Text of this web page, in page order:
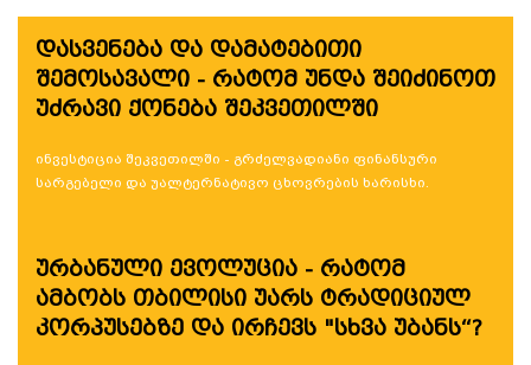
დასვენება და დამატებითი
შემოსავალი - რატომ უნდა შეიძინოთ
უძრავი ქონება შეკვეთილში
ინვესტიცია შეკვეთილში - გრძელვადიანი ფინანსური
სარგებელი და უალტერნატივო ცხოვრების ხარისხი.
ურბანული ევოლუცია - რატომ
ამბობს თბილისი უარს ტრადიციულ
კორპუსებზე და ირჩევს "სხვა უბანს“?